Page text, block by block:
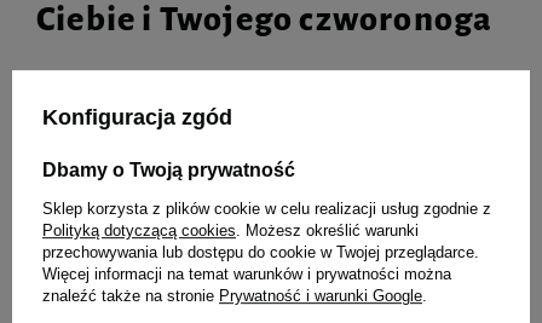
Ciebie i Twojego czworonoga
Pas do biegania z psem Dolina
+ gratis 2 x Smart Chews Allergy
do alergii
Najniższa cena z 30 dni przed
199,00 zł 22,11 zł / kg
Konfiguracja zgód
Dbamy o Twoją prywatność
Sklep korzysta z plików cookie w celu realizacji usług zgodnie z
Polityką dotyczącą cookies . Możesz określić warunki
przechowywania lub dostępu do cookie w Twojej przeglądarce.
Więcej informacji na temat warunków i prywatności można
znaleźć także na stronie Prywatność i warunki Google